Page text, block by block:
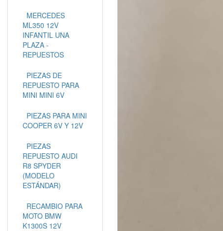
MERCEDES
ML350 12V
INFANTIL UNA
PLAZA -
REPUESTOS
PIEZAS DE
REPUESTO PARA
MINI MINI 6V
PIEZAS PARA MINI
COOPER 6V Y 12V
PIEZAS
REPUESTO AUDI
R8 SPYDER
(MODELO
ESTÁNDAR)
RECAMBIO PARA
MOTO BMW
K1300S 12V